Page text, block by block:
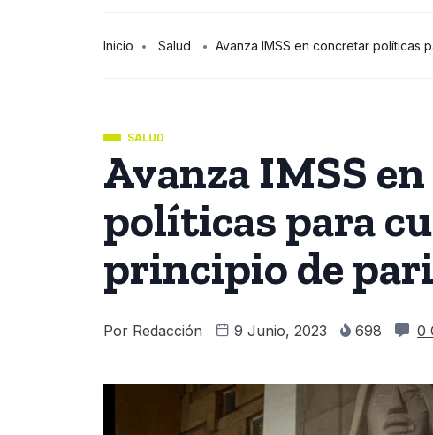
Inicio Salud Avanza IMSS en concretar políticas
SALUD
Avanza IMSS
políticas para
principio de
Por Redacción 9 Junio, 2023 698 0